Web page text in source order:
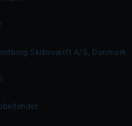
Skibsværft A/S, Danmark